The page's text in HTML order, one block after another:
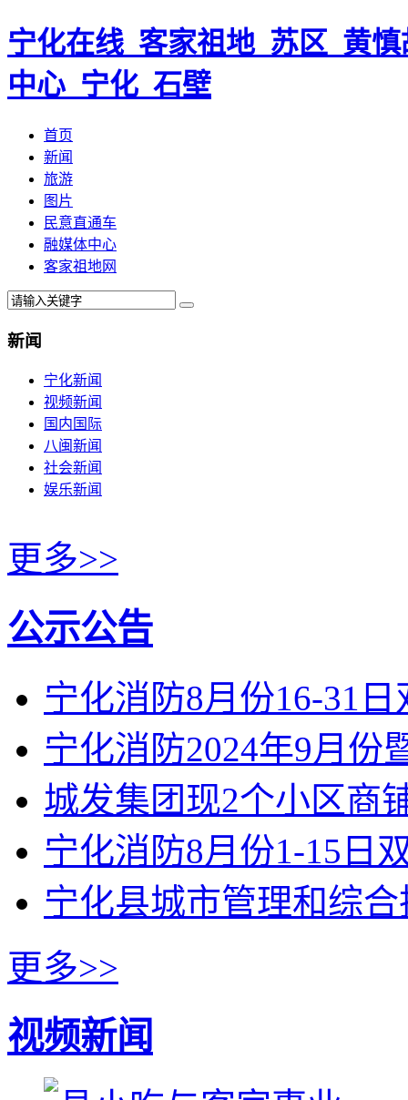
宁化在线_客家祖地_苏区_黄
中心_宁化_石壁
首页
新闻
旅游
图片
民意直通车
融媒体中心
客家祖地网
新闻
宁化新闻
视频新闻
国内国际
八闽新闻
社会新闻
娱乐新闻
更多>>
公示公告
宁化消防8月份16-31
宁化消防2024年9月
城发集团现2个小区商
宁化消防8月份1-15日
宁化县城市管理和综
更多>>
视频新闻